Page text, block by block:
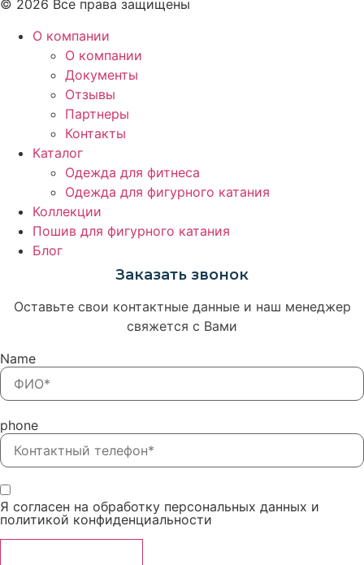
© 2026 Все права защищены
О компании
О компании
Документы
Отзывы
Партнеры
Контакты
Каталог
Одежда для фитнеса
Одежда для фигурного катания
Коллекции
Пошив для фигурного катания
Блог
Заказать звонок
Оставьте свои контактные данные и наш менеджер
свяжется с Вами
Name
phone
Я согласен на обработку персональных данных и
политикой конфиденциальности